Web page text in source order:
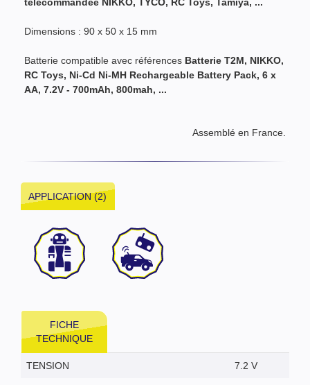
télécommandée NIKKO, TYCO, RC Toys, Tamiya, ...
Dimensions : 90 x 50 x 15 mm
Batterie compatible avec références Batterie T2M, NIKKO,
RC Toys, Ni-Cd Ni-MH Rechargeable Battery Pack, 6 x
AA, 7.2V - 700mAh, 800mah, ...
Assemblé en France.
APPLICATION (2)
FICHE
TECHNIQUE
TENSION 7.2 V